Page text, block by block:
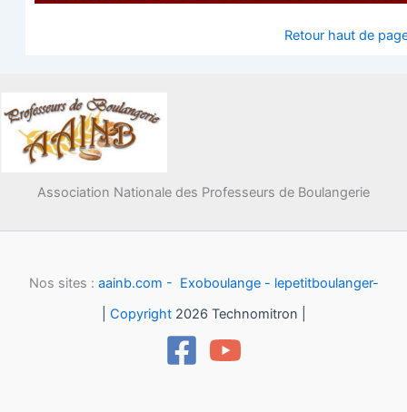
Retour haut de
Association Nationale des Professeurs de Boulangerie
Nos sites : aainb.com - Exoboulange - lepetitboulanger-
Copyright2026 Technomitron |